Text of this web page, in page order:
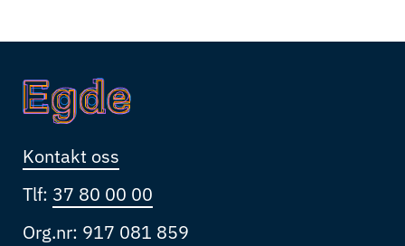
Kontakt oss
Tlf: 37 80 00 00
Org.nr: 917 081 859